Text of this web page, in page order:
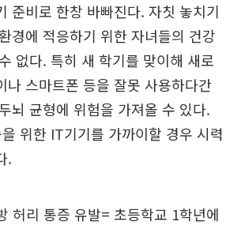
준비로 한창 바빠진다. 자칫 놓치기
경에 적응하기 위한 자녀들의 건강
없다. 특히 새 학기를 맞이해 새로
나 스마트폰 등을 잘못 사용하다간
뇌 균형에 위험을 가져올 수 있다.
위한 IT기기를 가까이할 경우 시력
.
허리 통증 유발= 초등학교 1학년에